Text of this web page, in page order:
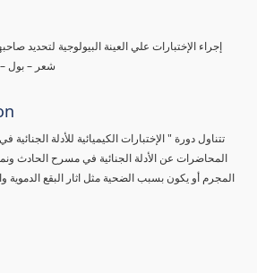
شعر – بول
تتناول دورة " الإختبارات الكيميائية للأدلة
المحاضرات عن الأدلة الجنائية في مسرح الحادث
المجرم أو يكون بسبب الضحية مثل اثار البقع الدموية